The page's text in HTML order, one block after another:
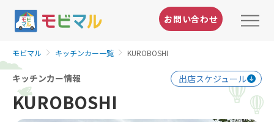
お問い合わせ
モビマル キッチンカー一覧 KUROBOSHI
キッチンカー情報 出店スケジュール
KUROBOSHI